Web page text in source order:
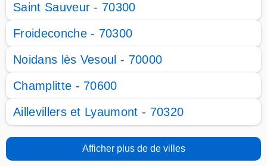
Saint Sauveur - 70300
Froideconche - 70300
Noidans lès Vesoul - 70000
Champlitte - 70600
Aillevillers et Lyaumont - 70320
Afficher plus de de villes